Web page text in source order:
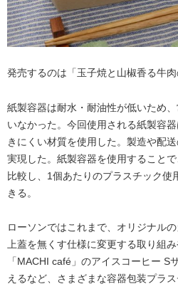
発売するのは「玉子焼と山椒香る牛
紙製容器は耐水・耐油性が低いため
いなかった。今回使用される紙製容
きにくい材質を使用した。製造や配
実現した。紙製容器を使用すること
比較し、1個あたりのプラスチック
きる。
ローソンではこれまで、オリジナル
上蓋を無くす仕様に変更する取り組
「MACHI café」のアイスコーヒー S
えるなど、さまざまな容器包装プラ